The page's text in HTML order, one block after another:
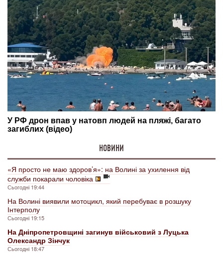
НОВИНИ
«Я просто не маю здоров’я»: на Волині за ухилення від
служби покарали чоловіка
Сьогодні 19:44
На Волині виявили мотоцикл, який перебуває в розшуку
Інтерполу
Сьогодні 19:15
На Дніпропетровщині загинув військовий з Луцька
Олександр Зінчук
Сьогодні 18:47